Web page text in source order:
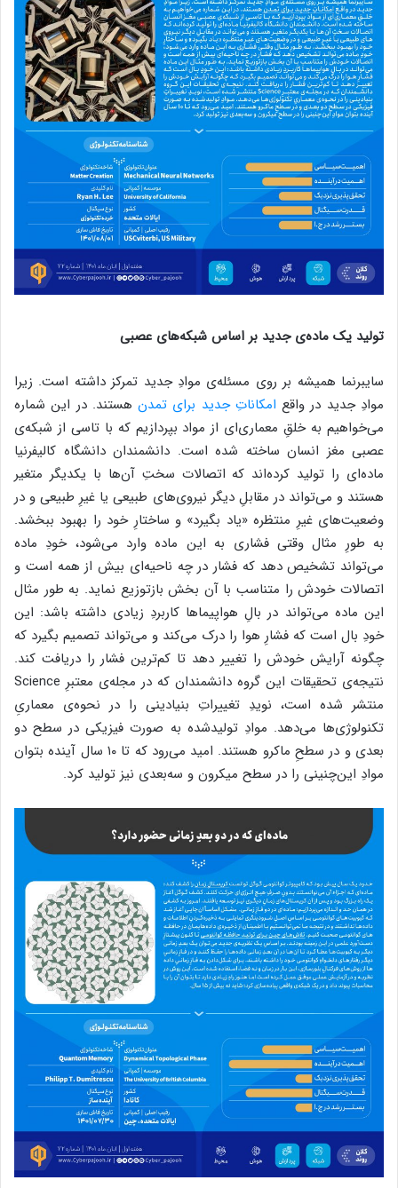
تولید یک ماده‌ی جدید بر اساس شبکه‌‌های عصبی
سایبرنما همیشه بر روی مسئله‌ی موادِ جدید تمرکز داشته است. زیرا
موادِ جدید در واقع امکاناتِ جدید برای تمدنهستند. در این شماره
می‌خواهیم به خلقِ معماری‌ای از مواد بپردازیم که با تاسی از شبکه‌ی
عصبی مغز انسان ساخته شده است. دانشمندان دانشگاه کالیفرنیا
ماده‌ای را تولید کرده‌اند که اتصالات سختِ آن‌ها با یکدیگر متغیر
هستند و می‌تواند در مقابلِ دیگر نیروی‌های طبیعی یا غیرِ طبیعی و در
وضعیت‌های غیرِ منتظره «یاد بگیرد» و ساختارِ خود را بهبود ببخشد.
به طورِ مثال وقتی فشاری به این ماده وارد می‌شود، خودِ ماده
می‌تواند تشخیص دهد که فشار در چه ناحیه‌ای بیش از همه است و
اتصالات خودش را متناسب با آن بخش بازتوزیع نماید. به طور مثال
این ماده می‌تواند در بالِ هواپیماها کاربردِ زیادی داشته باشد: این
خودِ بال است که فشارِ هوا را درک می‌کند و می‌تواند تصمیم بگیرد که
چگونه آرایش خودش را تغییر دهد تا کم‌ترین فشار را دریافت کند.
نتیجه‌ی تحقیقات این گروه دانشمندان که در مجله‌ی معتبرِ Science
منتشر شده است، نویدِ تغییراتِ بنیادینی را در نحوه‌ی معماریِ
تکنولوژی‌ها می‌دهد. موادِ تولید‌شده به صورت فیزیکی در سطح دو
بعدی و در سطحِ ماکرو هستند. امید می‌رود که تا ۱۰ سال آینده بتوان
موادِ این‌چنینی را در سطح میکرون و سه‌بعدی نیز تولید کرد.